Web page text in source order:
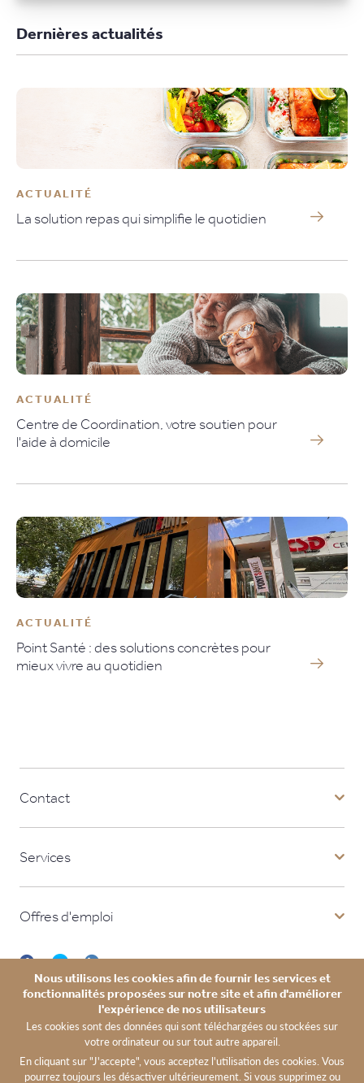
Dernières actualités
ACTUALITÉ
La solution repas qui simplifie le quotidien
ACTUALITÉ
Centre de Coordination, votre soutien pour
l'aide à domicile
ACTUALITÉ
Point Santé : des solutions concrètes pour
mieux vivre au quotidien
Contact
Services
Offres d'emploi
Menu
Réseaux
Sociaux
Menu
partenaires
Nous utilisons les cookies afin de fournir les services et
fonctionnalités proposées sur notre site et afin d'améliorer
l'expérience de nos utilisateurs
Les cookies sont des données qui sont téléchargées ou stockées sur
votre ordinateur ou sur tout autre appareil.
En cliquant sur "J'accepte", vous acceptez l'utilisation des cookies. Vous
pourrez toujours les désactiver ultérieurement. Si vous supprimez ou